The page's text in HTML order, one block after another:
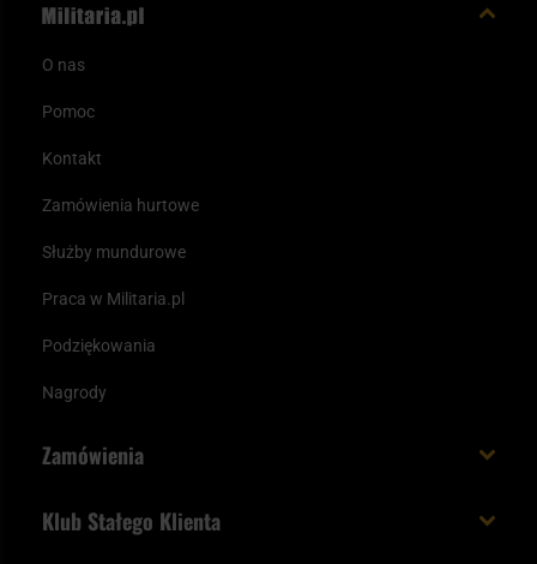
O nas
Pomoc
Kontakt
Zamówienia hurtowe
Służby mundurowe
Praca w Militaria.pl
Podziękowania
Nagrody
Zamówienia
Klub Stałego Klienta